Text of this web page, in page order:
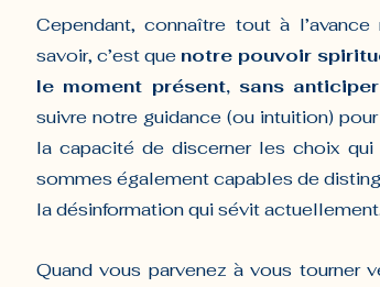
Cependant, connaître tout à
savoir, c’est que notre pouvoir
le moment présent, sans
suivre notre guidance (ou intuition)
la capacité de discerner les choix
sommes également capables de
la désinformation qui sévit actuellement.
Quand vous parvenez à vous tourner